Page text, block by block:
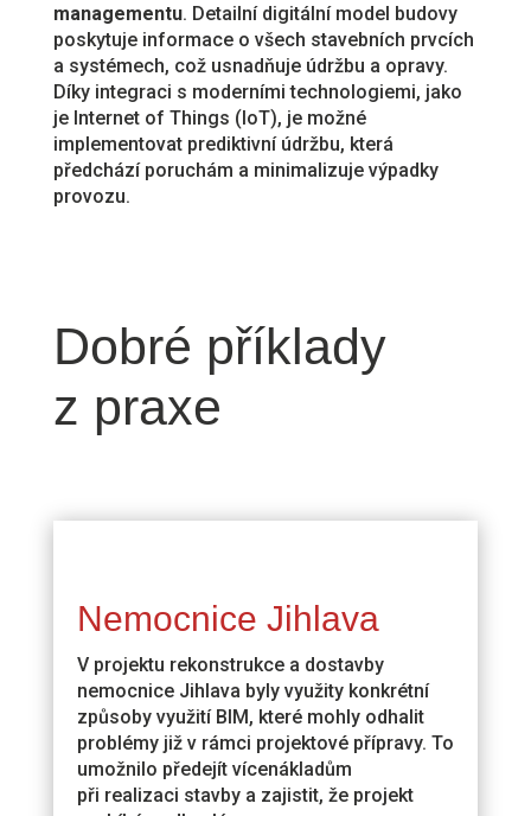
managementu. Detailní digitální model budovy
poskytuje informace o všech stavebních prvcích
a systémech, což usnadňuje údržbu a opravy.
Díky integraci s moderními technologiemi, jako
je Internet of Things (IoT), je možné
implementovat prediktivní údržbu, která
předchází poruchám a minimalizuje výpadky
provozu.
Dobré příklady
z praxe
Nemocnice Jihlava
V projektu rekonstrukce a dostavby
nemocnice Jihlava byly využity konkrétní
způsoby využití BIM, které mohly odhalit
problémy již v rámci projektové přípravy. To
umožnilo předejít vícenákladům
při realizaci stavby a zajistit, že projekt